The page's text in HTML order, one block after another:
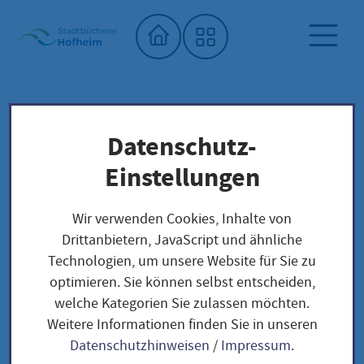
Startseite"
Stadtbücherei Digitale Angebote
Digitale Angebote
Datenschutz-
Einstellungen
Wir verwenden Cookies, Inhalte von
Drittanbietern, JavaScript und ähnliche
Technologien, um unsere Website für Sie zu
optimieren. Sie können selbst entscheiden,
welche Kategorien Sie zulassen möchten.
Weitere Informationen finden Sie in unseren
Datenschutzhinweisen / Impressum.